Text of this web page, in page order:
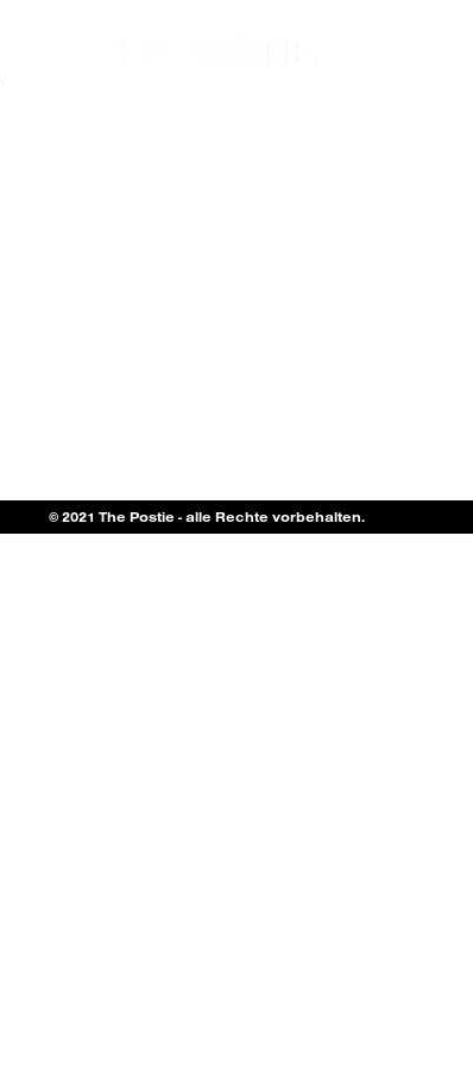
© 2021 The Postie - alle Rechte vorbehalten.